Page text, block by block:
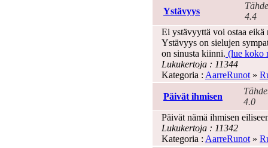
Ystävyys
4.4
Ei ystävyyttä voi ostaa
Ystävyys on sielujen
on sinusta kiinni. (lue koko
Lukukertoja : 11344
Kategoria : AarreRunot »
Päivät ihmisen
4.0
Päivät nämä ihmisen
Lukukertoja : 11342
Kategoria : AarreRunot »